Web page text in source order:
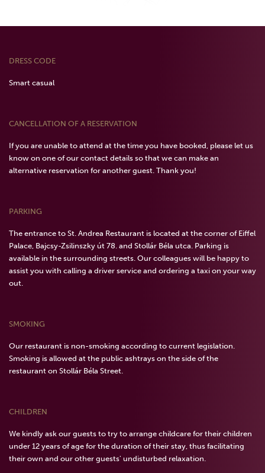
DRESS CODE
Smart casual
CANCELLATION OF A RESERVATION
If you are unable to attend at the time you have booked, please let us
know on one of our contact details so that we can make an
alternative reservation for another guest. Thank you!
PARKING
The entrance to St. Andrea Restaurant is located at the corner of Eiffel
Palace, Bajcsy-Zsilinszky út 78. and Stollár Béla utca. Parking is
available in the surrounding streets. Our colleagues will be happy to
assist you with calling a driver service and ordering a taxi on your way
out.
SMOKING
Our restaurant is non-smoking according to current legislation.
Smoking is allowed at the public ashtrays on the side of the
restaurant on Stollár Béla Street.
CHILDREN
We kindly ask our guests to try to arrange childcare for their children
under 12 years of age for the duration of their stay, thus facilitating
their own and our other guests' undisturbed relaxation.